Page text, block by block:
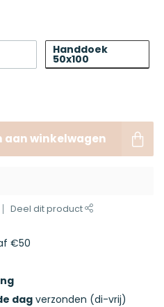
Handdoek
50x100
aan winkelwagen
Deel dit product
€50
dagverzonden (di-vrij)